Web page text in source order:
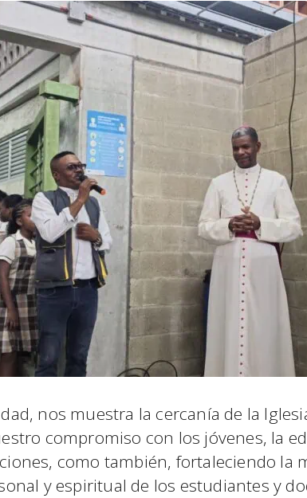
nos muestra la cercanía de la
compromiso con los jóvenes, la
como también, fortaleciendo la
y espiritual de los estudiantes y